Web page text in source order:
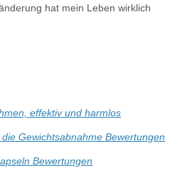
hat mein Leben wirklich
effektiv und harmlos
Gewichtsabnahme Bewertungen
Bewertungen